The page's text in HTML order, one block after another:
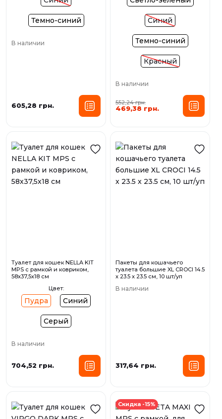
Темно-синий
В наличии
605,28 грн.
Синий
Темно-синий
Красный
В наличии
552,24 грн.
469,38 грн.
Туалет для кошек NELLA KIT
MPS с рамкой и ковриком,
58х37,5х18 см
Цвет:
Пудра Синий
Серый
В наличии
704,52 грн.
Пакеты для кошачьего
туалета большие XL CROCI 14.5
x 23.5 x 23.5 см, 10 шт/уп
В наличии
317,64 грн.
Скидка -15%